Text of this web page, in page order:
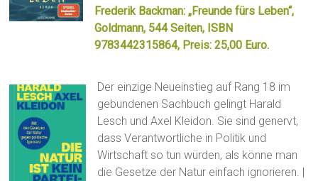
Frederik Backman: „Freunde fürs Leben“,
Goldmann, 544 Seiten, ISBN
9783442315864, Preis: 25,00 Euro.
Der einzige Neueinstieg auf Rang 18 im
gebundenen Sachbuch gelingt Harald
Lesch und Axel Kleidon. Sie sind genervt,
dass Verantwortliche in Politik und
Wirtschaft so tun würden, als könne man
die Gesetze der Natur einfach ignorieren. |